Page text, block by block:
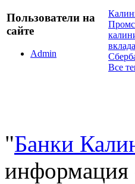
Пользователи на
сайте
Admin
Все
"Банки
информация